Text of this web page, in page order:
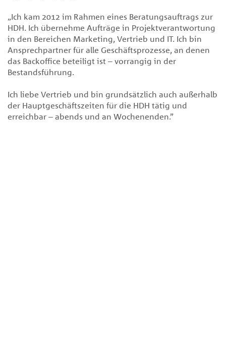
„Ich kam 2012 im Rahmen eines Beratungsauftrags zur
HDH. Ich übernehme Aufträge in Projektverantwortung
in den Bereichen Marketing, Vertrieb und IT. Ich bin
Ansprechpartner für alle Geschäftsprozesse, an denen
das Backoffice beteiligt ist – vorrangig in der
Bestandsführung.
Ich liebe Vertrieb und bin grundsätzlich auch außerhalb
der Hauptgeschäftszeiten für die HDH tätig und
erreichbar – abends und an Wochenenden.”